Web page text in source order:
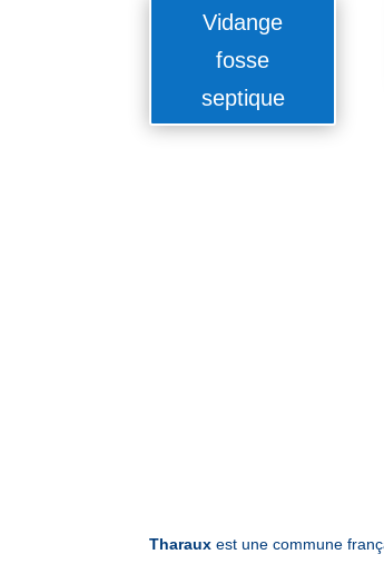
Vidange
fosse
septique
Tharaux est une commune